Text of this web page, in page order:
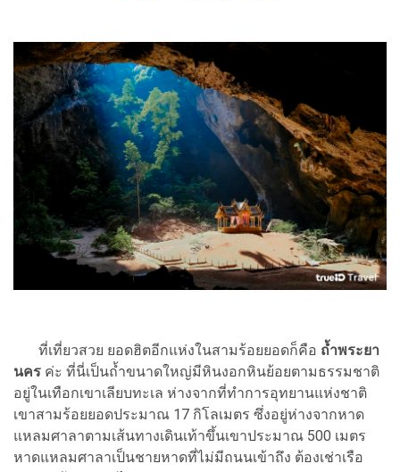
ที่เที่ยวสวย ยอดฮิตอีกแห่งในสามร้อยยอดก็คือ ถ้ำพระยา
นคร ค่ะ ที่นี่เป็นถ้ำขนาดใหญ่มีหินงอกหินย้อยตามธรรมชาติ
อยู่ในเทือกเขาเลียบทะเล ห่างจากที่ทำการอุทยานแห่งชาติ
เขาสามร้อยยอดประมาณ 17 กิโลเมตร ซึ่งอยู่ห่างจากหาด
แหลมศาลาตามเส้นทางเดินเท้าขึ้นเขาประมาณ 500 เมตร
หาดแหลมศาลาเป็นชายหาดที่ไม่มีถนนเข้าถึง ต้องเช่าเรือ